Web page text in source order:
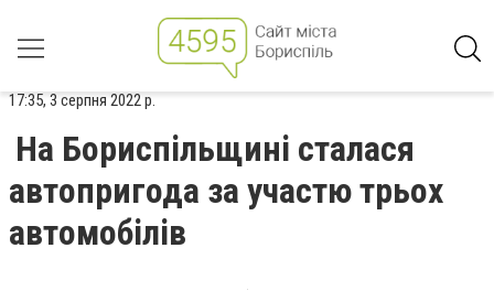
17:35, 3 серпня 2022 р.
На Бориспільщині сталася
автопригода за участю трьох
автомобілів